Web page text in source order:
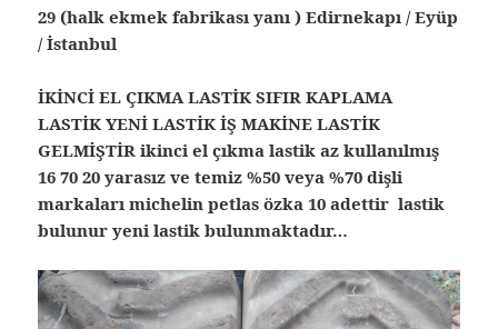
29 (halk ekmek fabrikası yanı ) Edirnekapı / Eyüp
/ İstanbul
İKİNCİ EL ÇIKMA LASTİK SIFIR KAPLAMA
LASTİK YENİ LASTİK İŞ MAKİNE LASTİK
GELMİŞTİR ikinci el çıkma lastik az kullanılmış
16 70 20 yarasız ve temiz %50 veya %70 dişli
markaları michelin petlas özka 10 adettir lastik
bulunur yeni lastik bulunmaktadır…